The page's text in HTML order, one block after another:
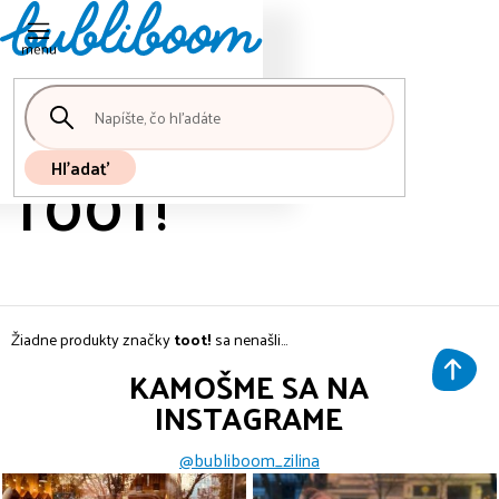
Prejsť
na
obsah
Hľadať
košík
TOOT!
Žiadne produkty značkytoot! sa nenašli...
KAMOŠME SA NA
INSTAGRAME
@bubliboom_zilina